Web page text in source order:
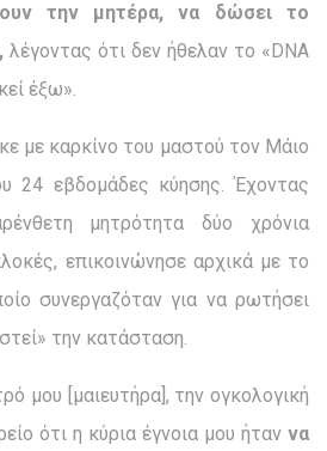
την μητέρα, να δώσει το
λέγοντας ότι δεν ήθελαν το «DNA
έξω».
με καρκίνο του μαστού τον Μάιο
24 εβδομάδες κύησης. Έχοντας
μητρότητα δύο χρόνια
επικοινώνησε αρχικά με το
συνεργαζόταν για να ρωτήσει
την κατάσταση.
μου [μαιευτήρα], την ογκολογική
ότι η κύρια έγνοια μου ήταν να